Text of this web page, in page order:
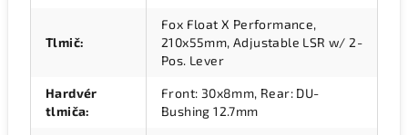
Tlmič:
Fox Float X Performance,
210x55mm, Adjustable LSR w/ 2-
Pos. Lever
Hardvér
tlmiča:
Front: 30x8mm, Rear: DU-
Bushing 12.7mm